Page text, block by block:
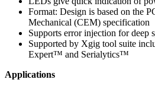
Format: Design is based on the
Mechanical (CEM) specification
Supports error injection for deep
Supported by Xgig tool suite
Expert™ and Serialytics™
Applications